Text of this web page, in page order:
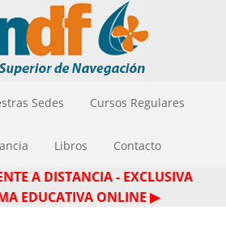
Sedes Cursos Regulares
Libros Contacto
A DISTANCIA - EXCLUSIVA
EDUCATIVA ONLINE ▶